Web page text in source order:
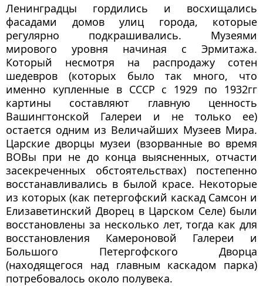
Ленинградцы гордились и восхищались
фасадами домов улиц города, которые
регулярно подкрашивались. Музеями
мирового уровня начиная с Эрмитажа.
Который несмотря на распродажу сотен
шедевров (которых было так много, что
именно купленные в СССР с 1929 по 1932гг
картины составляют главную ценность
Вашингтонской Галереи и не только ее)
остается одним из Величайших Музеев Мира.
Царские дворцы музеи (взорванные во время
ВОВы при не до конца выясненных, отчасти
засекреченных обстоятельствах) постепенно
восстанавливались в былой красе. Некоторые
из которых (как петергофский каскад Самсон и
Елизаветинский Дворец в Царском Селе) были
восстановлены за несколько лет, тогда как для
восстановления Камероновой Галереи и
Большого Петергофского Дворца
(находящегося над главным каскадом парка)
потребовалось около полувека.